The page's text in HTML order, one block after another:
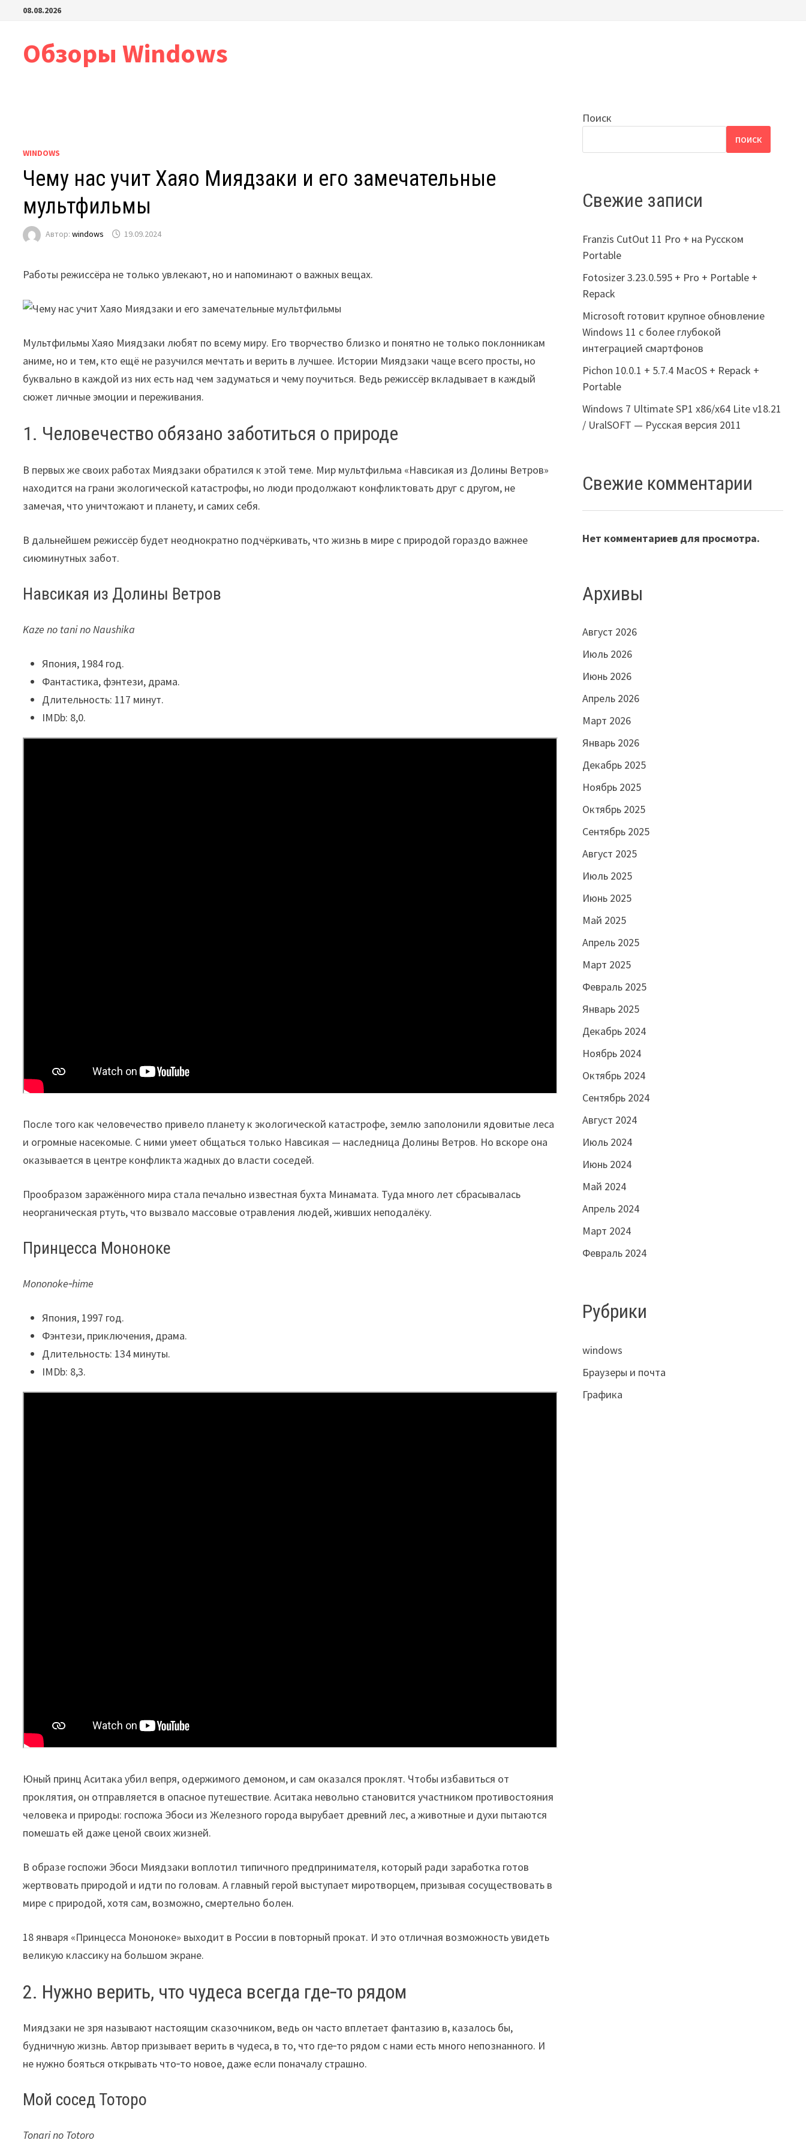
Перейти
содержимому
08.08.2026
Обзоры Windows
WINDOWS
Чему нас учит Хаяо Миядзаки и его замечательные
мультфильмы
Автор:windows 19.09.2024
Работы режиссёра не только увлекают, но и напоминают о важных вещах.
Мультфильмы Хаяо Миядзаки любят по всему миру. Его творчество близко и понятно не только поклонникам
аниме, но и тем, кто ещё не разучился мечтать и верить в лучшее. Истории Миядзаки чаще всего просты, но
буквально в каждой из них есть над чем задуматься и чему поучиться. Ведь режиссёр вкладывает в каждый
сюжет личные эмоции и переживания.
1. Человечество обязано заботиться о природе
В первых же своих работах Миядзаки обратился к этой теме. Мир мультфильма «Навсикая из Долины Ветров»
находится на грани экологической катастрофы, но люди продолжают конфликтовать друг с другом, не
замечая, что уничтожают и планету, и самих себя.
В дальнейшем режиссёр будет неоднократно подчёркивать, что жизнь в мире с природой гораздо важнее
сиюминутных забот.
Навсикая из Долины Ветров
Kaze no tani no Naushika
Япония, 1984 год.
Фантастика, фэнтези, драма.
Длительность: 117 минут.
IMDb: 8,0.
После того как человечество привело планету к экологической катастрофе, землю заполонили ядовитые леса
и огромные насекомые. С ними умеет общаться только Навсикая — наследница Долины Ветров. Но вскоре она
оказывается в центре конфликта жадных до власти соседей.
Прообразом заражённого мира стала печально известная бухта Минамата. Туда много лет сбрасывалась
неорганическая ртуть, что вызвало массовые отравления людей, живших неподалёку.
Принцесса Мононоке
Mononoke‑hime
Япония, 1997 год.
Фэнтези, приключения, драма.
Длительность: 134 минуты.
IMDb: 8,3.
Юный принц Аситака убил вепря, одержимого демоном, и сам оказался проклят. Чтобы избавиться от
проклятия, он отправляется в опасное путешествие. Аситака невольно становится участником противостояния
человека и природы: госпожа Эбоси из Железного города вырубает древний лес, а животные и духи пытаются
помешать ей даже ценой своих жизней.
В образе госпожи Эбоси Миядзаки воплотил типичного предпринимателя, который ради заработка готов
жертвовать природой и идти по головам. А главный герой выступает миротворцем, призывая сосуществовать в
мире с природой, хотя сам, возможно, смертельно болен.
18 января «Принцесса Мононоке» выходит в России в повторный прокат. И это отличная возможность увидеть
великую классику на большом экране.
2. Нужно верить, что чудеса всегда где‑то рядом
Миядзаки не зря называют настоящим сказочником, ведь он часто вплетает фантазию в, казалось бы,
будничную жизнь. Автор призывает верить в чудеса, в то, что где‑то рядом с нами есть много непознанного. И
не нужно бояться открывать что‑то новое, даже если поначалу страшно.
Мой сосед Тоторо
Tonari no Totoro
Поиск
ПОИСК
Свежие записи
Franzis CutOut 11 Pro + на Русском
Portable
Fotosizer 3.23.0.595 + Pro + Portable +
Repack
Microsoft готовит крупное обновление
Windows 11 с более глубокой
интеграцией смартфонов
Pichon 10.0.1 + 5.7.4 MacOS + Repack +
Portable
Windows 7 Ultimate SP1 x86/x64 Lite v18.21
/ UralSOFT — Русская версия 2011
Свежие комментарии
Нет комментариев для просмотра.
Архивы
Август 2026
Июль 2026
Июнь 2026
Апрель 2026
Март 2026
Январь 2026
Декабрь 2025
Ноябрь 2025
Октябрь 2025
Сентябрь 2025
Август 2025
Июль 2025
Июнь 2025
Май 2025
Апрель 2025
Март 2025
Февраль 2025
Январь 2025
Декабрь 2024
Ноябрь 2024
Октябрь 2024
Сентябрь 2024
Август 2024
Июль 2024
Июнь 2024
Май 2024
Апрель 2024
Март 2024
Февраль 2024
Рубрики
windows
Браузеры и почта
Графика